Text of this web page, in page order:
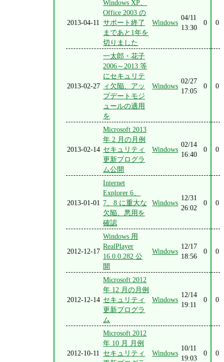
2013-04-11
Windows XP、
Office 2003 の
サポート終了
まであと1年を
切りました
Windows
04/11
13:30
0 0
2013-02-27
一太郎・花子
2006～2013 等
にセキュリテ
ィ欠陥、アッ
プデートモジ
ュールの適用
を
Windows
02/27
17:05
0 0
2013-02-14
Microsoft 2013
年 2 月の月例
セキュリティ
更新プログラ
ム公開
Windows
02/14
16:40
0 0
2013-01-01
Internet
Explorer 6、
7、8 に重大な
欠陥、悪用を
確認
Windows
12/31
26:02
0 0
2012-12-17
Windows 用
RealPlayer
16.0.0.282 公
開
Windows
12/17
18:56
0 0
2012-12-14
Microsoft 2012
年 12 月の月例
セキュリティ
更新プログラ
ム
Windows
12/14
19:11
0 0
2012-10-11
Microsoft 2012
年 10 月 月例
セキュリティ
Windows
10/11
19:03
0 0